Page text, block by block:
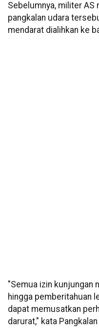
Sebelumnya, militer
pangkalan udara
mendarat dialihkan ke
"Semua izin kunjungan
hingga pemberitahuan
dapat memusatkan
darurat," kata